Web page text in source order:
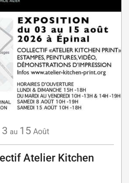
3 au 15 Août
Atelier Kitchen